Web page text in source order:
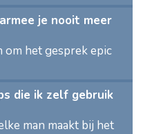
je nooit meer
om het gesprek epic
die ik zelf gebruik
man maakt bij het